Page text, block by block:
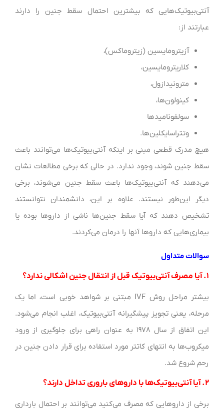
آنتی‌بیوتیک‌هایی که بیشترین احتمال سقط جنین را دارند
عبارتند از:
آزیترومایسین (زیتروماکس)،
کلاریترومایسین،
مترونیدازول،
کینولون‌ها،
سولفونامیدها
وتتراسایکلین‌ها.
هیچ مدرک قطعی مبنی بر اینکه آنتی‌بیوتیک‌ها می‌توانند باعث
سقط جنین شوند، وجود ندارد. در حالی که برخی مطالعات نشان
می‌دهند که آنتی‌بیوتیک‌ها باعث سقط جنین می‌شوند، برخی
دیگر این‌طور نیستند. علاوه بر این، دانشمندان نتوانستند
تشخیص دهند که آیا سقط جنین‌ها ناشی از داروها بوده یا
بیماری‌هایی که داروها آنها را درمان می‌کردند.
سوالات متداول
۱. آیا مصرف آنتی‌بیوتیک قبل از انتقال جنین اشکالی ندارد؟
بیشتر مراحل روش IVF مبتنی بر شواهد خوبی است، اما یک
مرحله، یعنی تجویز پیشگیرانه آنتی‌بیوتیک، اغلب انجام می‌شود.
این اتفاق از سال ۱۹۷۸ به عنوان راهی برای جلوگیری از ورود
میکروب‌ها به انتهای کاتتر مورد استفاده برای قرار دادن جنین در
رحم شروع شد.
۲. آیا آنتی‌بیوتیک‌ها با داروهای باروری تداخل دارند؟
برخی از داروهایی که مصرف می‌کنید می‌توانند بر احتمال بارداری